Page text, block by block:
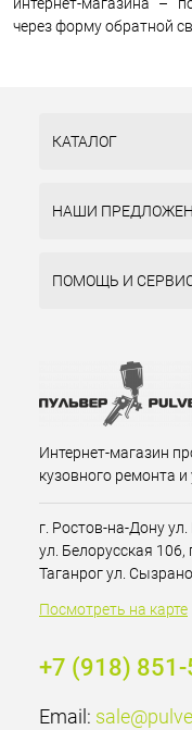
через форму обратной
КАТАЛОГ
НАШИ
ПОМОЩЬ И
Интернет-магазин
кузовного ремонта
г. Ростов-на-Дону
ул. Белорусская 106,
Таганрог ул.
Посмотреть на карте
+7 (918)
Email: